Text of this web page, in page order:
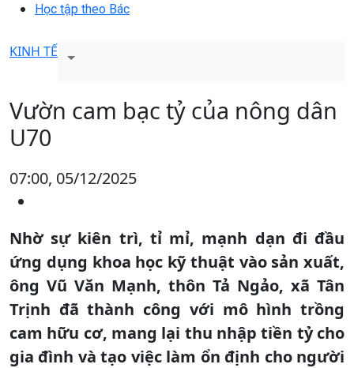
Học tập theo Bác
KINH TẾ
Vườn cam bạc tỷ của nông dân
U70
07:00, 05/12/2025
Nhờ sự kiên trì, tỉ mỉ, mạnh dạn đi đầu
ứng dụng khoa học kỹ thuật vào sản xuất,
ông Vũ Văn Mạnh, thôn Tả Ngảo, xã Tân
Trịnh đã thành công với mô hình trồng
cam hữu cơ, mang lại thu nhập tiền tỷ cho
gia đình và tạo việc làm ổn định cho người